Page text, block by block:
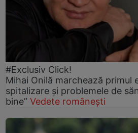
#Exclusiv Click!
Mihai Onilă marchează primul
spitalizare și problemele de
bine” Vedete românești